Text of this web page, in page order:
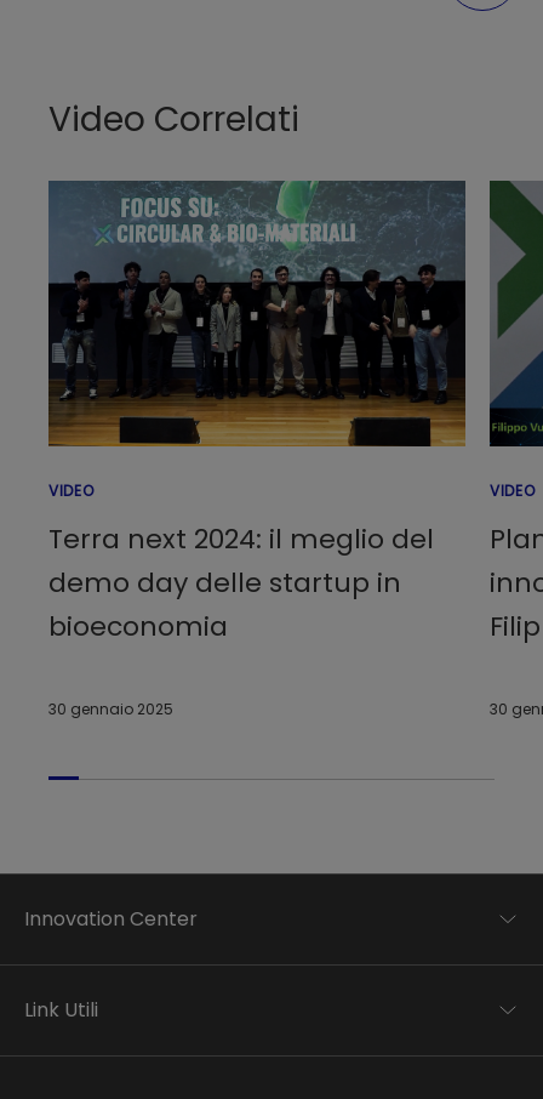
Video Correlati
VIDEO
Terra next 2024: il meglio del
demo day delle startup in
bioeconomia
30 gennaio 2025
VIDEO
30
Innovation Center
Applied research
Business transformation
Link Utili